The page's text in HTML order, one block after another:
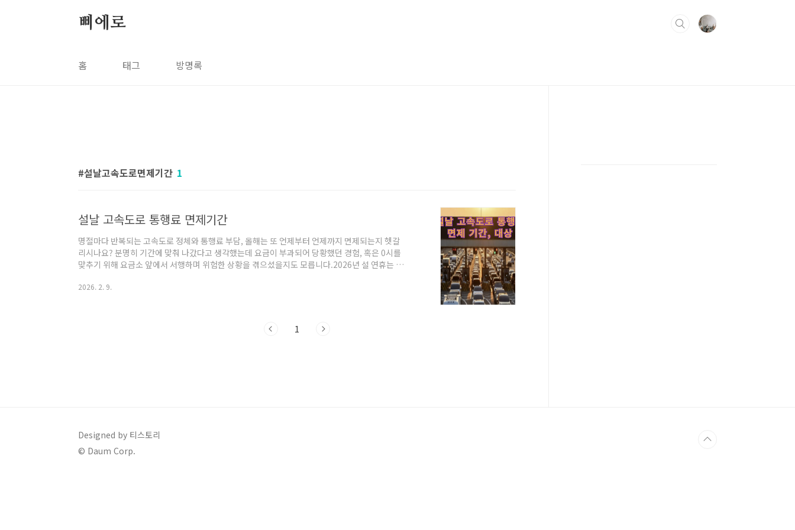
삐에로
홈 태그 방명록
설날고속도로면제기간 1
설날 고속도로 통행료 면제기간
명절마다 반복되는 고속도로 정체와 통행료 부담, 올해는 또 언제부터 언제까지 면제되는지 헷갈
리시나요? 분명히 기간에 맞춰 나갔다고 생각했는데 요금이 부과되어 당황했던 경험, 혹은 0시를
맞추기 위해 요금소 앞에서 서행하며 위험한 상황을 겪으셨을지도 모릅니다.2026년 설 연휴는 예
읽으시면 2026년 설날 고속도로 통행료 면제 기간은 물론, 단 1원도 내지 않기 위한 진출입 타이밍
2026. 2. 9.
1
Designed by 티스토리
© Daum Corp.